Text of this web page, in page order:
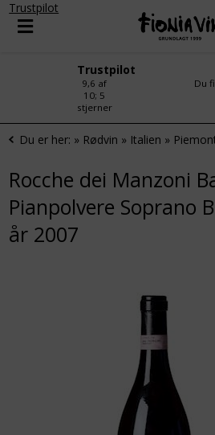
Trustpilot
Trustpilot
9,6 af
10; 5
stjerner
Du
Du er her: » Rødvin » Italien »
Rocche dei Manzoni
Pianpolvere Soprano
år 2007